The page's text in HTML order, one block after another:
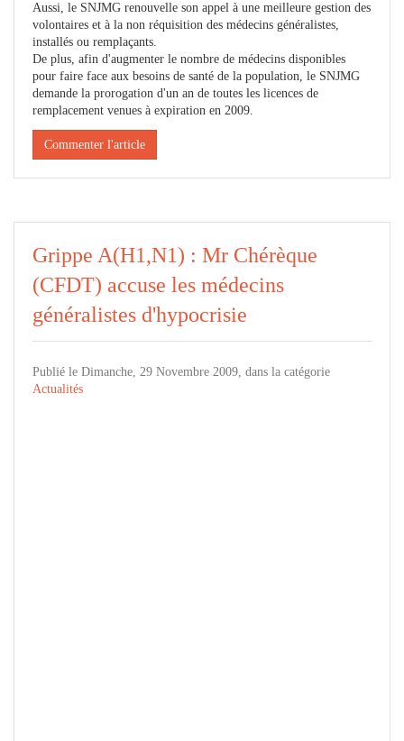
Aussi, le SNJMG renouvelle son appel à une meilleure gestion des
volontaires et à la non réquisition des médecins généralistes,
installés ou remplaçants.
De plus, afin d'augmenter le nombre de médecins disponibles
pour faire face aux besoins de santé de la population, le SNJMG
demande la prorogation d'un an de toutes les licences de
remplacement venues à expiration en 2009.
Commenter l'article
Grippe A(H1,N1) : Mr Chérèque
(CFDT) accuse les médecins
généralistes d'hypocrisie
Publié le Dimanche, 29 Novembre 2009, dans la catégorie
Actualités